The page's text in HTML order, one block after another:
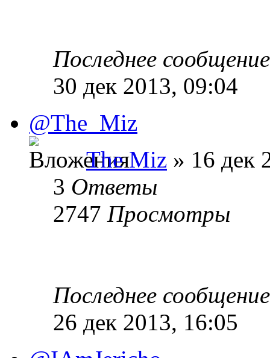
Последнее
30 дек 2013, 09:04
@The_Miz
The Miz » 16 дек
3 Ответы
2747 Просмотры
Последнее
26 дек 2013, 16:05